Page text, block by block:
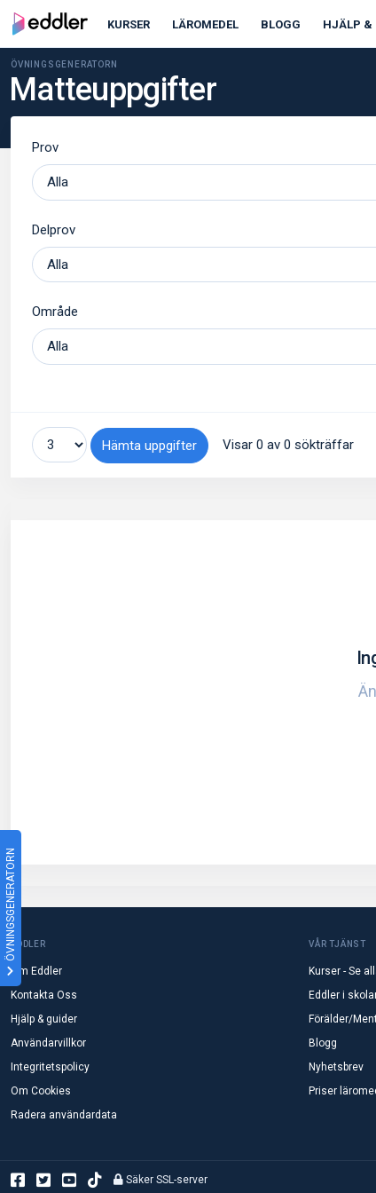
ÖVNINGSGENERATORN
KURSER LÄROMEDEL BLOGG HJÄLP &
ÖVNINGSGENERATORN
Matteuppgifter
Prov
Delprov
Område
Hämta uppgifter Visar 0 av 0 sökträffar
EDDLER
Om Eddler
Kontakta Oss
Hjälp & guider
Användarvillkor
Integritetspolicy
Om Cookies
Radera användardata
VÅR TJÄNST
Kurser - Se
Eddler i
Förälder/
Blogg
Nyhetsbrev
Priser
Säker SSL-server